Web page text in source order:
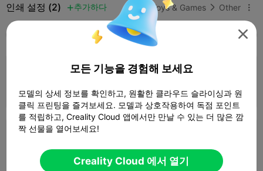
인쇄 설정 (2)  추가하다 Toys & Games  Other 
K2 Plus K2 Pro
Ender 3 (KE) 0.4mm with 2mm layer, 2
 11h 11m  1 플레이트  154.85g
284.33g

모든 기능을 경험해 보세요
모델의 상세 정보를 확인하고, 원활한 클라우드 슬라이싱과 원
클릭 프린팅을 즐겨보세요. 모델과 상호작용하여 독점 포인트
를 적립하고, Creality Cloud 앱에서만 만날 수 있는 더 많은 깜
짝 선물을 열어보세요!
Creality Cloud 에서 열기